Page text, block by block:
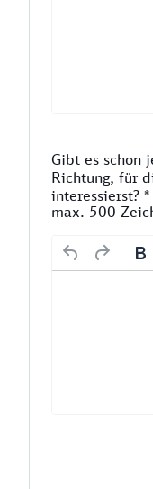
Gibt es schon
Richtung, für
interessierst? *
max. 500